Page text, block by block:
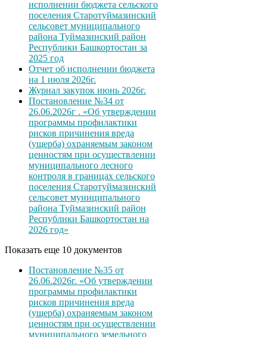
исполнении бюджета сельского
поселения Старотуймазинский
сельсовет муниципального
района Туймазинский район
Республики Башкортостан за
2025 год
Отчет об исполнении бюджета
на 1 июля 2026г.
Журнал закупок июнь 2026г.
Постановление №34 от
26.06.2026г . «Об утверждении
программы профилактики
рисков причинения вреда
(ущерба) охраняемым законом
ценностям при осуществлении
муниципального лесного
контроля в границах сельского
поселения Старотуймазинский
сельсовет муниципального
района Туймазинский район
Республики Башкортостан на
2026 год»
Показать еще 10 документов
Постановление №35 от
26.06.2026г. «Об утверждении
программы профилактики
рисков причинения вреда
(ущерба) охраняемым законом
ценностям при осуществлении
муниципального земельного